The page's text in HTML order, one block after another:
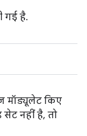
गई है.
मॉड्यूलेट किए
सेट नहीं है, तो